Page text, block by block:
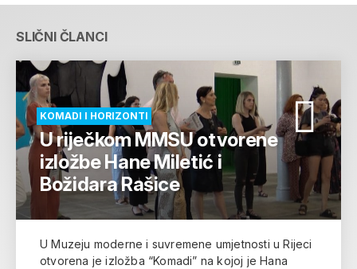
SLIČNI ČLANCI
KOMADI I HORIZONTI
U riječkom MMSU otvorene
izložbe Hane Miletić i
Božidara Rašice
U Muzeju moderne i suvremene umjetnosti u Rijeci
otvorena je izložba “Komadi” na kojoj je Hana